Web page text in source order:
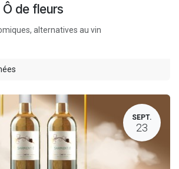
de fleurs
alternatives au vin
SEPT.
23